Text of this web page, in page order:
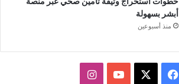
أبشر بسهولة
منذ أسبوعين
فيسبوك يوتيوبانستقرام